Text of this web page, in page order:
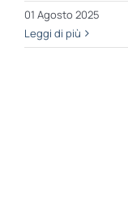
01 Agosto 2025
Leggi di più